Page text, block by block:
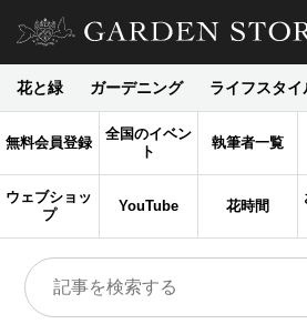
花と緑 ガーデニング ライフスタイ
無料会員登録
全国のイベン
ト
執筆者一覧
ウェブショッ
プ
YouTube 花時間